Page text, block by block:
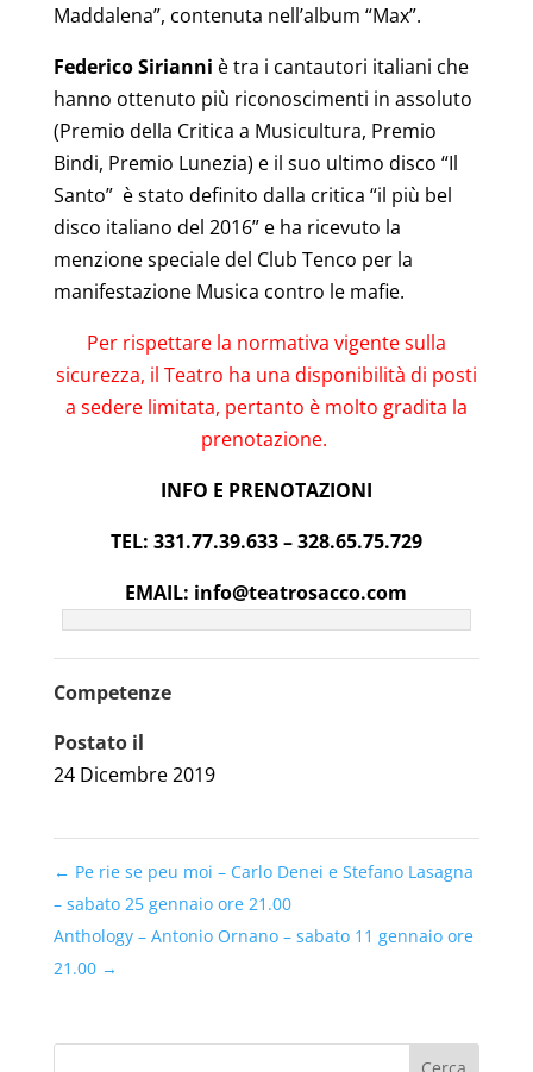
Maddalena”, contenuta nell’album “Max”.
Federico Sirianni è tra i cantautori italiani che
hanno ottenuto più riconoscimenti in assoluto
(Premio della Critica a Musicultura, Premio
Bindi, Premio Lunezia) e il suo ultimo disco “Il
Santo” è stato definito dalla critica “il più bel
disco italiano del 2016” e ha ricevuto la
menzione speciale del Club Tenco per la
manifestazione Musica contro le mafie.
Per rispettare la normativa vigente sulla
sicurezza, il Teatro ha una disponibilità di posti
a sedere limitata, pertanto è molto gradita la
prenotazione.
INFO E PRENOTAZIONI
TEL: 331.77.39.633 – 328.65.75.729
EMAIL: info@teatrosacco.com
Competenze
Postato il
24 Dicembre 2019
← Pe rie se peu moi – Carlo Denei e Stefano Lasagna
– sabato 25 gennaio ore 21.00
Anthology – Antonio Ornano – sabato 11 gennaio ore
21.00 →